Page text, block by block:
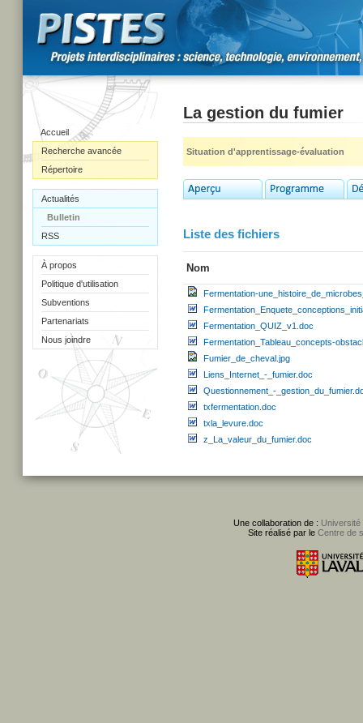
Accueil
Recherche avancée
Répertoire
Actualités
Bulletin
RSS
À propos
Politique d'utilisation
Subventions
Partenariats
Nous joindre
La gestion du fumier
Situation d'apprentissage-évaluation
Liste des fichiers
Nom
Fermentation-
Fermentation_QUIZ_v1.doc
Fermentation_Tableau_concepts-
Fumier_de_cheval.jpg
Liens_Internet_-_fumier.doc
Questionnement_-
txfermentation.doc
txla_levure.doc
z_La_valeur_du_fumier.doc
Une collaboration de : Université
Site réalisé par le Centre de